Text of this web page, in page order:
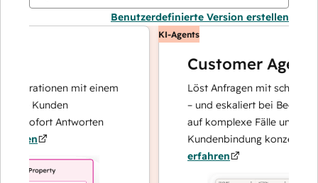
Benutzerdefinierte Version erstellen
mit einem
Kunden
Antworten
KI-Agents
Customer Agent
Löst Anfragen mit schnellen,
– und eskaliert bei Bedarf,
auf komplexe Fälle und den
Kundenbindung konzentrieren
erfahren